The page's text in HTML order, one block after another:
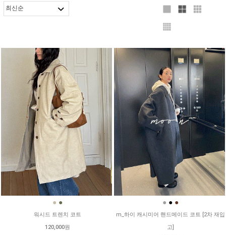
● ●
워시드 트렌치 코트
120,000원
● ● ●
m_하이 캐시미어 핸드메이드 코트 [2차 재입
고]